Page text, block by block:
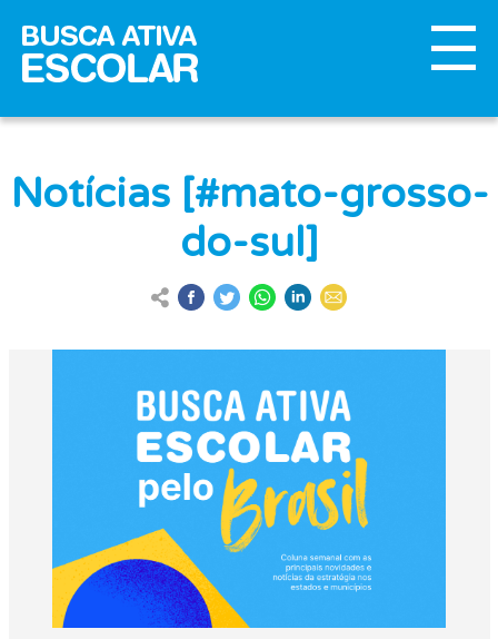
Notícias [#mato-grosso-
do-sul]